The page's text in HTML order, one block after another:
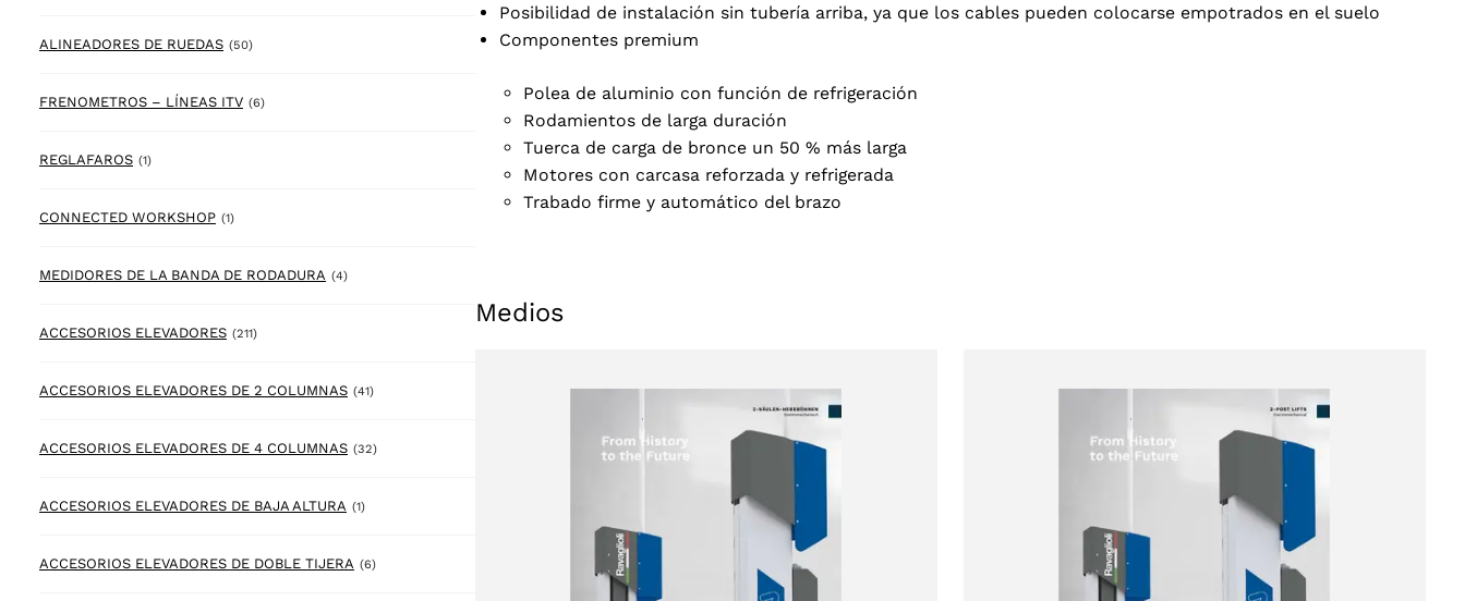
ALINEADORES DE RUEDAS (50)50 products
FRENOMETROS – LÍNEAS ITV (6)6 products
REGLAFAROS (1)1 product
CONNECTED WORKSHOP (1)1 product
MEDIDORES DE LA BANDA DE RODADURA (4)4 products
ACCESORIOS ELEVADORES (211)211 products
ACCESORIOS ELEVADORES DE 2 COLUMNAS (41)41 products
ACCESORIOS ELEVADORES DE 4 COLUMNAS (32)32 products
ACCESORIOS ELEVADORES DE BAJA ALTURA (1)1 product
ACCESORIOS ELEVADORES DE DOBLE TIJERA (6)6 products
Posibilidad de instalación sin tubería arriba, ya que los cables pueden colocarse empotrados en el suelo
Componentes premium
Polea de aluminio con función de refrigeración
Rodamientos de larga duración
Tuerca de carga de bronce un 50 % más larga
Motores con carcasa reforzada y refrigerada
Trabado firme y automático del brazo
Medios
Seleccione su idioma
ACEPTAR